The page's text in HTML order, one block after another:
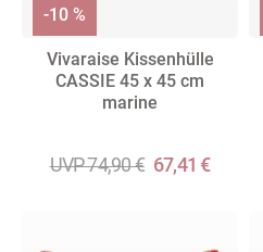
Vivaraise Kissenhülle
CASSIE 45 x 45 cm
marine
UVP 74,90 € 67,41 €
-10 %